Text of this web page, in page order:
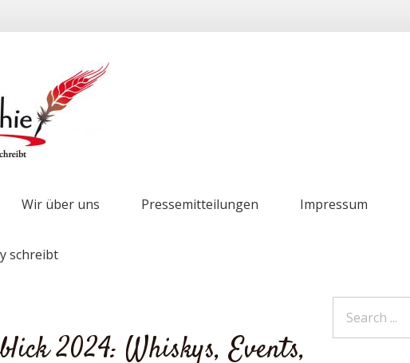
Wir über uns Pressemitteilungen Impressum
2024: Whiskys, Events,